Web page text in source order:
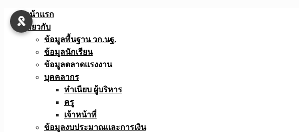
Skip
หน้าแรก
เกี่ยวกับ
ข้อมูลพื้นฐาน วก.นฐ.
ข้อมูลนักเรียน
ข้อมูลตลาดแรงงาน
บุคคลากร
ทำเนียบ ผู้บริหาร
ครู
เจ้าหน้าที่
ข้อมูลงบประมาณเเละการเงิน